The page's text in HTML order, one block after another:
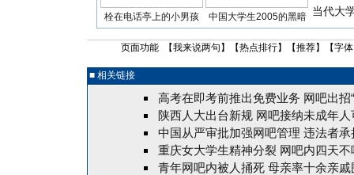
栓在电话亭上的小男孩 中国大学生2005的黑暗 当代大
页面功能 【我来说两句 】【热点排行】【推荐】【字
■ 相关链接
高考在即考前推出免费业务 网吧出招
陕西人大出台新规 网吧接纳未成年人
中国从严审批加强网吧管理 违法者
重庆女大学生精神分裂 网吧内四天
青年网吧内被人捅死 母亲率十余亲